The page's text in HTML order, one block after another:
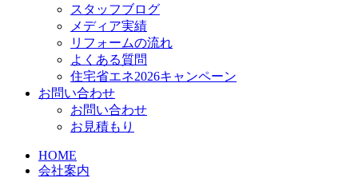
スタッフブログ
メディア実績
リフォームの流れ
よくある質問
住宅省エネ2026キャンペーン
お問い合わせ
お問い合わせ
お見積もり
HOME
会社案内